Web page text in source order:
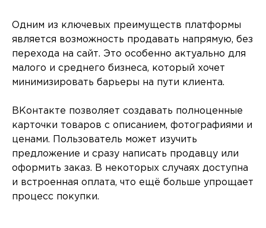
Одним из ключевых преимуществ платформы
является возможность продавать напрямую, без
перехода на сайт. Это особенно актуально для
малого и среднего бизнеса, который хочет
минимизировать барьеры на пути клиента.
ВКонтакте позволяет создавать полноценные
карточки товаров с описанием, фотографиями и
ценами. Пользователь может изучить
предложение и сразу написать продавцу или
оформить заказ. В некоторых случаях доступна
и встроенная оплата, что ещё больше упрощает
процесс покупки.